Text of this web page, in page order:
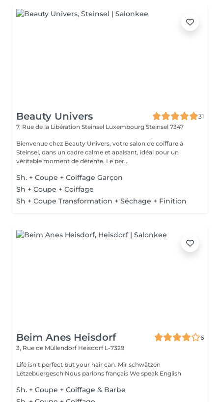
Beauty Univers
31
7, Rue de la Libération Steinsel Luxembourg Steinsel 7347
Bienvenue chez Beauty Univers, votre salon de coiffure à
Steinsel, dans un cadre calme et apaisant, idéal pour un
véritable moment de détente. Le per...
Sh. + Coupe + Coiffage Garçon
Sh + Coupe + Coiffage
Sh + Coupe Transformation + Séchage + Finition
Beim Anes Heisdorf
6
3, Rue de Müllendorf Heisdorf L-7329
Life isn't perfect but your hair can. Mir schwätzen
Lëtzebuergesch Nous parlons français We speak English
Sh. + Coupe + Coiffage & Barbe